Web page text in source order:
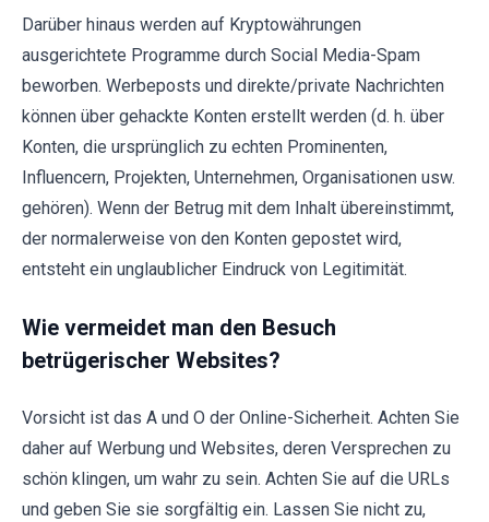
Darüber hinaus werden auf Kryptowährungen
ausgerichtete Programme durch Social Media-Spam
beworben. Werbeposts und direkte/private Nachrichten
können über gehackte Konten erstellt werden (d. h. über
Konten, die ursprünglich zu echten Prominenten,
Influencern, Projekten, Unternehmen, Organisationen usw.
gehören). Wenn der Betrug mit dem Inhalt übereinstimmt,
der normalerweise von den Konten gepostet wird,
entsteht ein unglaublicher Eindruck von Legitimität.
Wie vermeidet man den Besuch
betrügerischer Websites?
Vorsicht ist das A und O der Online-Sicherheit. Achten Sie
daher auf Werbung und Websites, deren Versprechen zu
schön klingen, um wahr zu sein. Achten Sie auf die URLs
und geben Sie sie sorgfältig ein. Lassen Sie nicht zu,